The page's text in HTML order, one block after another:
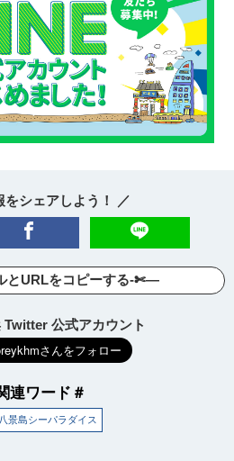
をシェアしよう！ ／
とURLをコピーする-✄—
Twitter 公式アカウント
連ワード＃
景島シーパラダイス